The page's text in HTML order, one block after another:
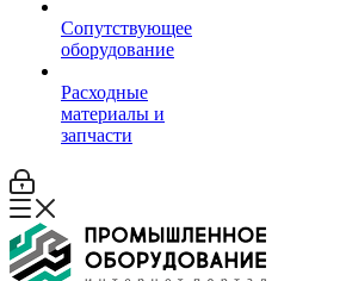
Сопутствующее
оборудование
Расходные
материалы и
запчасти